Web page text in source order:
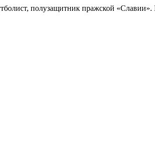
полузащитник пражской